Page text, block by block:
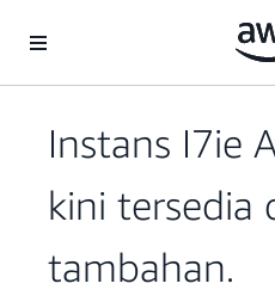
Instans I7ie
kini tersedia
tambahan.